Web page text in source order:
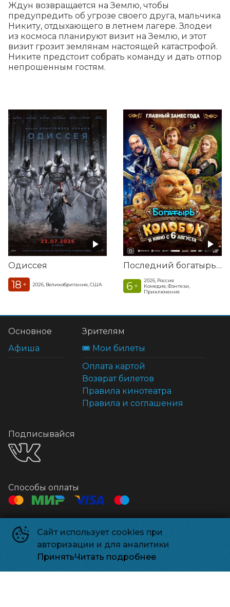
Ждун возвращается на Землю, чтобы
предупредить об угрозе своего друга, мальчика
Никиту, отдыхающего в летнем лагере. Злодеи
из космоса планируют визит на Землю, и этот
визит грозит землянам настоящей катастрофой.
Никите предстоит собрать команду и дать отпор
непрошенным гостям.
Одиссея
18 + 2026, Великобритания, США
Последний богатырь. Колобок
6 +
2026, Россия
Комедия, Фэнтези,
Приключения
Сайт использует cookies при
авторизации и для аналитики
ПринятьЧитать подробнее
Основное
Афиша
Зрителям
🎟️ Мои билеты
Оплата картой
Возврат билетов
Правила кинотеатра
Правила и соглашения
Подписывайся
Способы оплаты
Контакты
Касса
+7 495 500-91-78
Администрация relizparkzel@mail.ru